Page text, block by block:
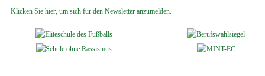
Klicken Sie hier, um sich für den Newsletter anzumelden.